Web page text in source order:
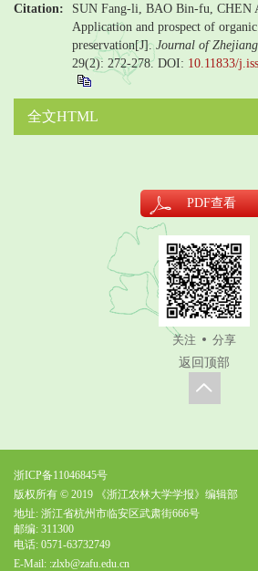
Citation:
SUN Fang-li, BAO Bin-fu, CHEN
Application and prospect of
preservation[J].Journal of
29(2): 272-278. DOI: 10.11833/
全文HTML
PDF查看
关注
分享
返回顶部
浙ICP备11046845号
版权所有 © 2019 《浙江农林大学学报》编辑部
地址: 浙江省杭州市临安区武肃街666号
邮编: 311300
电话: 0571-63732749
E-Mail: :zlxb@zafu.edu.cn